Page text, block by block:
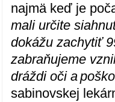
najmä keď je
mali určite
dokážu zachytiť
zabraňujeme
dráždi oči a
sabinovskej